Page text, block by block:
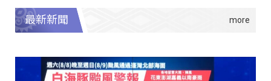
最新新聞